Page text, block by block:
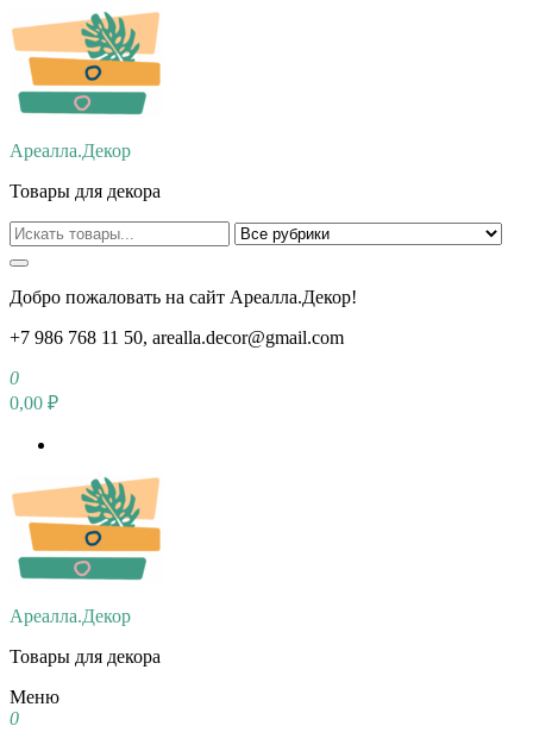
Перейти
к
содержимому
Ареалла.Декор
Товары для декора
Добро пожаловать на сайт Ареалла.Декор!
+7 986 768 11 50, arealla.decor@gmail.com
0
0,00 ₽
Ареалла.Декор
Товары для декора
Меню
0